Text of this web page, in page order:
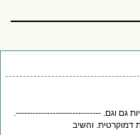
וגם. ‐--‐-------------------------‐.
והשיב